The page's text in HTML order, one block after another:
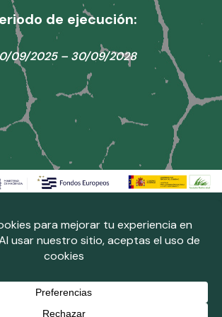
de ejecución:
09/2025 – 30/09/2028
| Funciona gracias aWordPress